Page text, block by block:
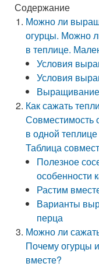
Содержание
Можно ли
огурцы. Можно
в теплице.
Условия
Условия
Выращивание
Как сажать
Совместимость
в одной
Таблица
Полезное
особенности
Растим
Варианты
перца
Можно ли
Почему огурцы
вместе?